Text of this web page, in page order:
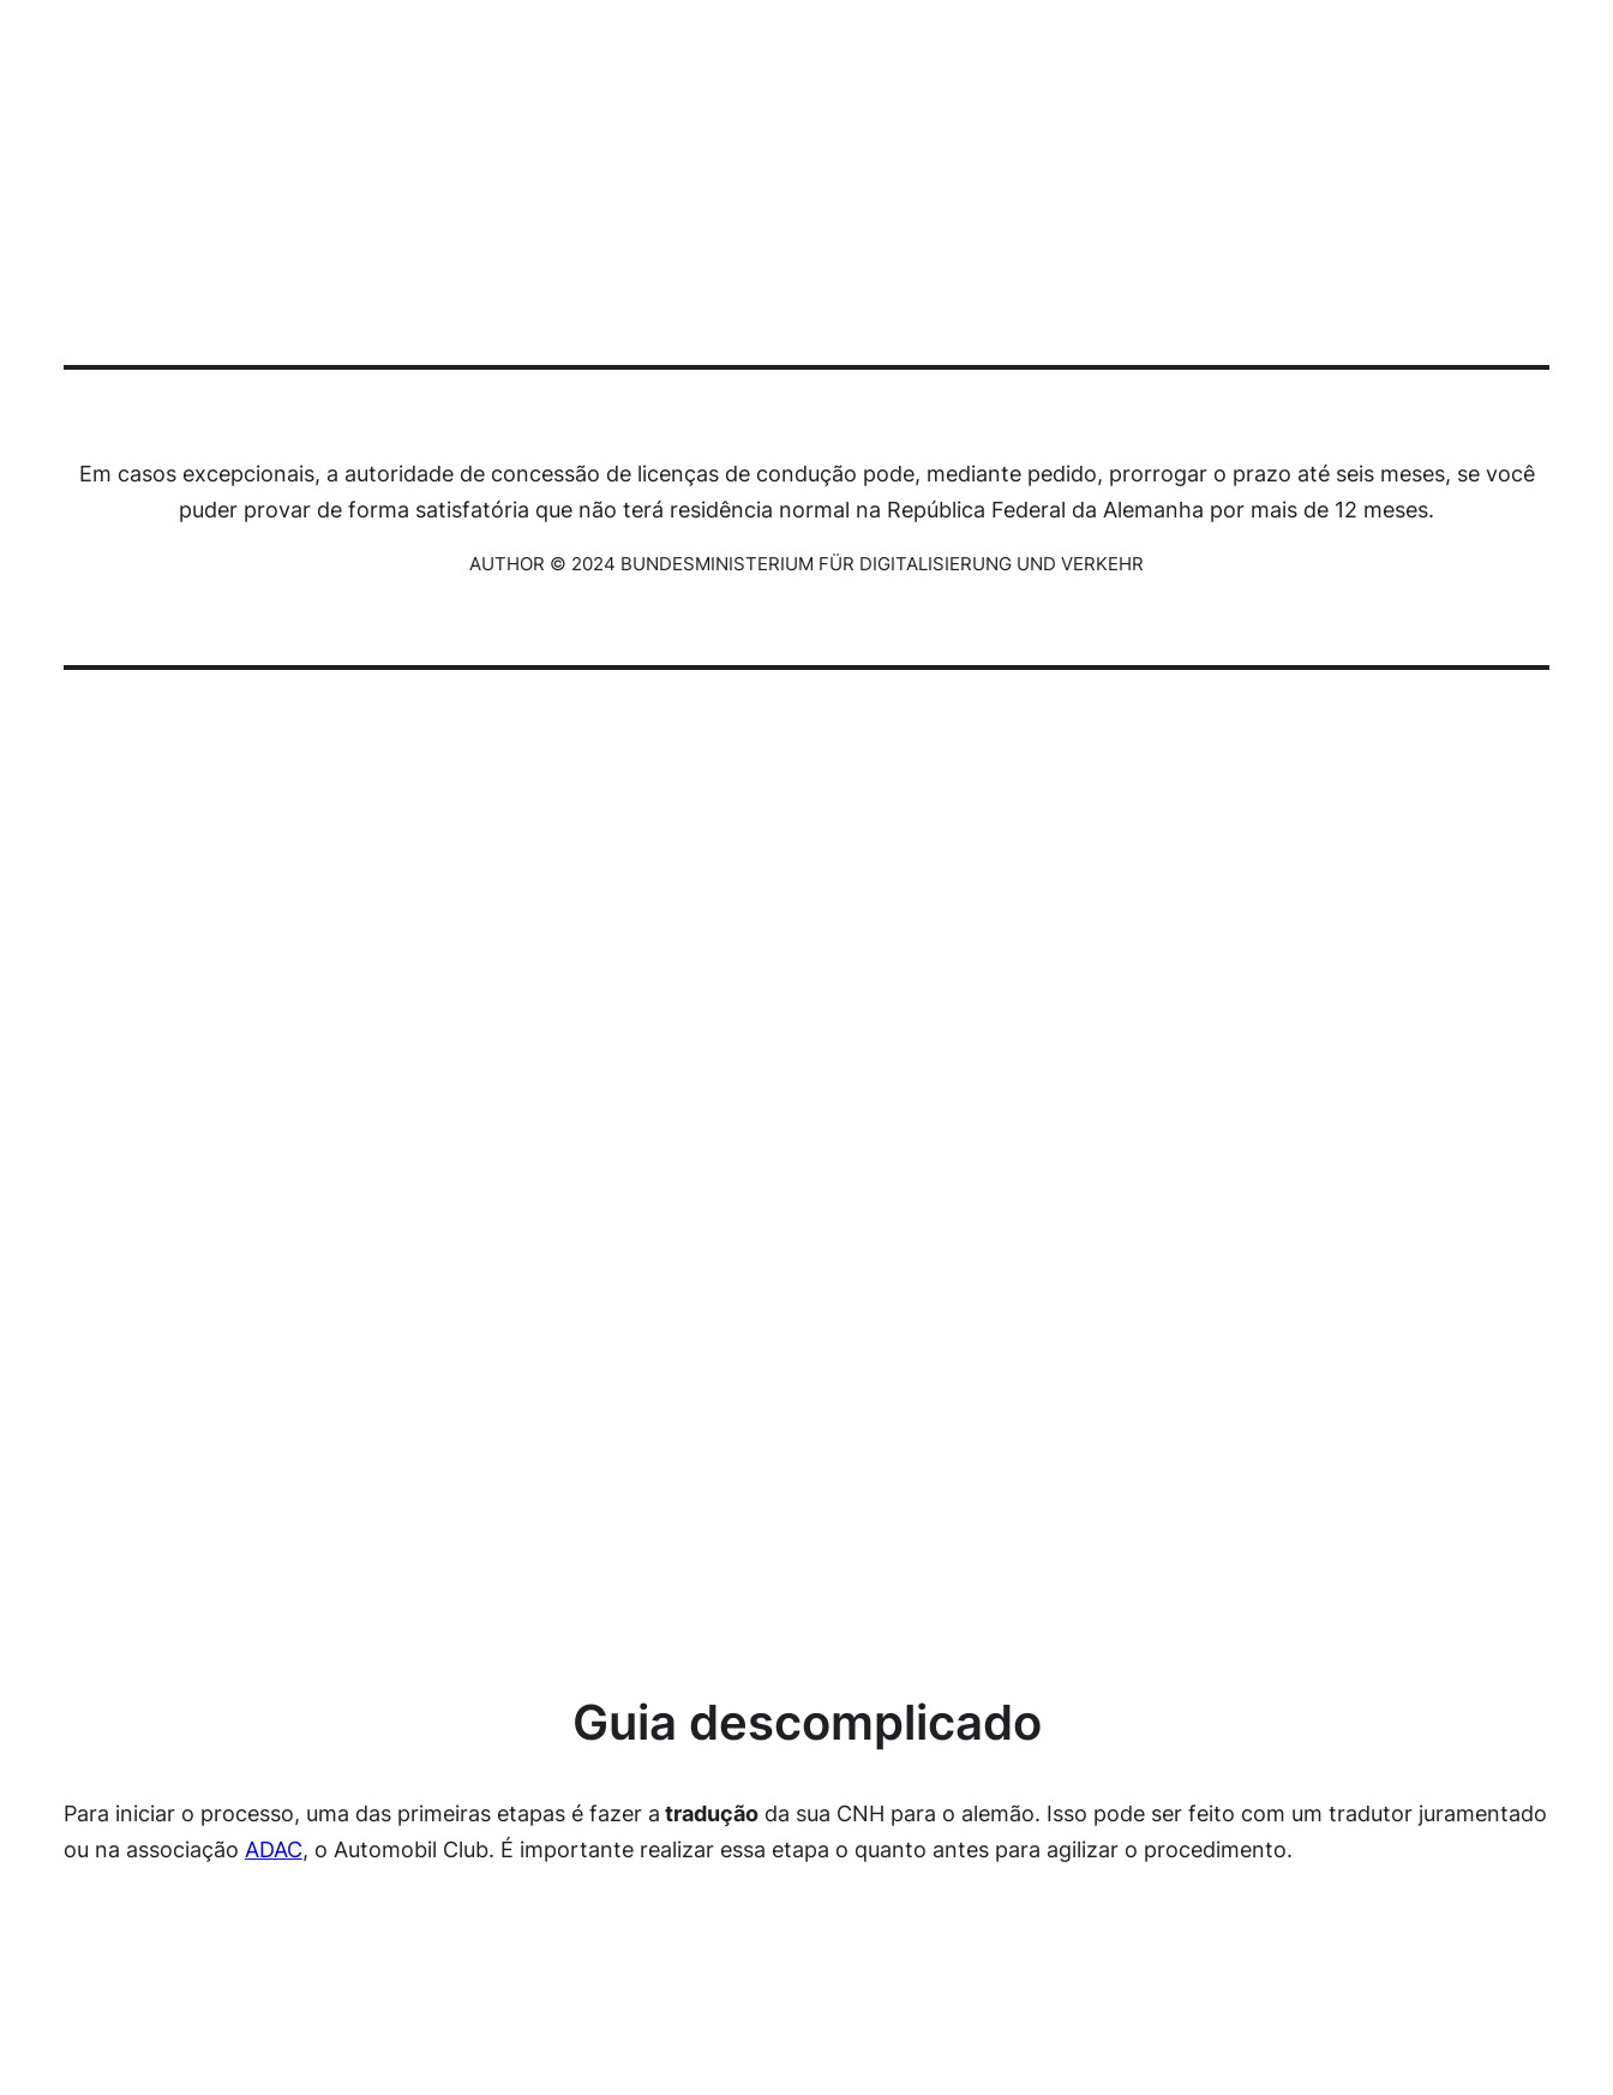
Em casos excepcionais, a autoridade de concessão de licenças de condução pode, mediante pedido, prorrogar o prazo até seis meses, se você
puder provar de forma satisfatória que não terá residência normal na República Federal da Alemanha por mais de 12 meses.
AUTHOR © 2024 BUNDESMINISTERIUM FÜR DIGITALISIERUNG UND VERKEHR
Guia descomplicado
Para iniciar o processo, uma das primeiras etapas é fazer a traduçãoda sua CNH para o alemão. Isso pode ser feito com um tradutor juramentado
ou na associação ADAC, o Automobil Club. É importante realizar essa etapa o quanto antes para agilizar o procedimento.